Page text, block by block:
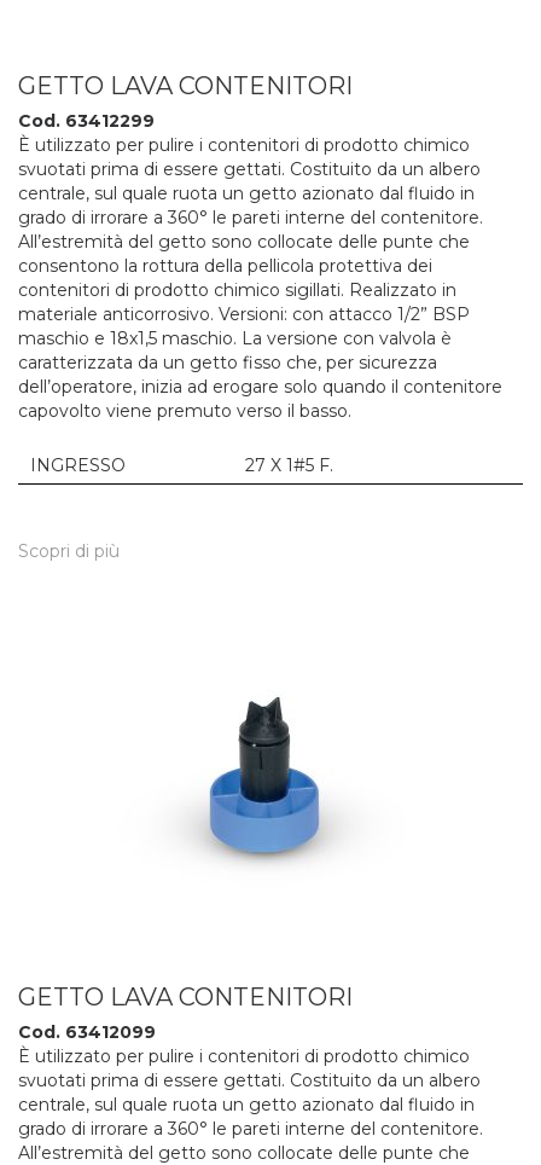
GETTO LAVA CONTENITORI
Cod. 63412299
È utilizzato per pulire i contenitori di prodotto chimico
svuotati prima di essere gettati. Costituito da un albero
centrale, sul quale ruota un getto azionato dal fluido in
grado di irrorare a 360° le pareti interne del contenitore.
All’estremità del getto sono collocate delle punte che
consentono la rottura della pellicola protettiva dei
contenitori di prodotto chimico sigillati. Realizzato in
materiale anticorrosivo. Versioni: con attacco 1/2” BSP
maschio e 18x1,5 maschio. La versione con valvola è
caratterizzata da un getto fisso che, per sicurezza
dell’operatore, inizia ad erogare solo quando il contenitore
capovolto viene premuto verso il basso.
INGRESSO 27 X 1#5 F.
Scopri di più
GETTO LAVA CONTENITORI
Cod. 63412099
È utilizzato per pulire i contenitori di prodotto chimico
svuotati prima di essere gettati. Costituito da un albero
centrale, sul quale ruota un getto azionato dal fluido in
grado di irrorare a 360° le pareti interne del contenitore.
All’estremità del getto sono collocate delle punte che